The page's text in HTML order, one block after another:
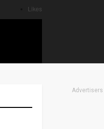
Likes
Advertisers